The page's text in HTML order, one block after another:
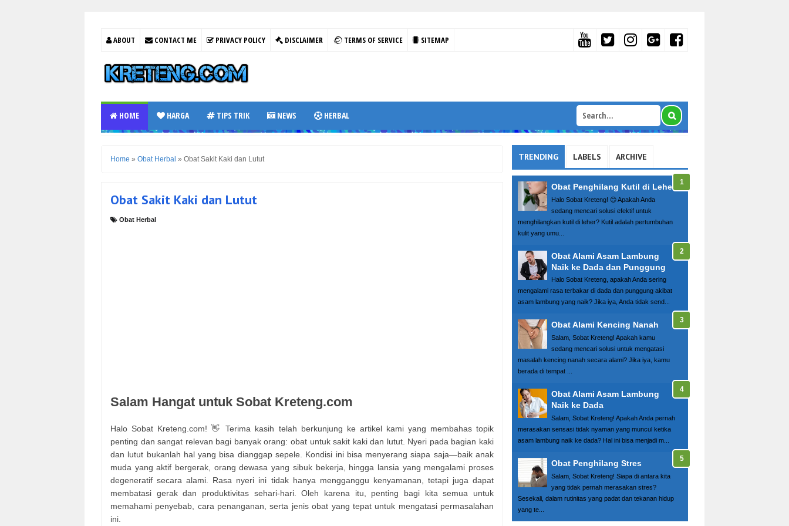
ABOUT CONTACT ME PRIVACY POLICY DISCLAIMER TERMS OF SERVICE SITEMAP
HOME HARGA TIPS TRIK NEWS HERBAL
Home » Obat Herbal » Obat Sakit Kaki dan Lutut
Obat Sakit Kaki dan Lutut
Obat Herbal
Salam Hangat untuk Sobat Kreteng.com
Halo Sobat Kreteng.com! 👋 Terima kasih telah berkunjung ke artikel kami yang membahas topik
penting dan sangat relevan bagi banyak orang: obat untuk sakit kaki dan lutut. Nyeri pada bagian kaki
dan lutut bukanlah hal yang bisa dianggap sepele. Kondisi ini bisa menyerang siapa saja—baik anak
muda yang aktif bergerak, orang dewasa yang sibuk bekerja, hingga lansia yang mengalami proses
degeneratif secara alami. Rasa nyeri ini tidak hanya mengganggu kenyamanan, tetapi juga dapat
membatasi gerak dan produktivitas sehari-hari. Oleh karena itu, penting bagi kita semua untuk
memahami penyebab, cara penanganan, serta jenis obat yang tepat untuk mengatasi permasalahan
ini.
TRENDING LABELS ARCHIVE
Obat Penghilang Kutil di Leher
Halo Sobat Kreteng! 😊 Apakah Anda
sedang mencari solusi efektif untuk
menghilangkan kutil di leher? Kutil adalah pertumbuhan
kulit yang umu...
Obat Alami Asam Lambung
Naik ke Dada dan Punggung
Halo Sobat Kreteng, apakah Anda sering
mengalami rasa terbakar di dada dan punggung akibat
asam lambung yang naik? Jika iya, Anda tidak send...
Obat Alami Kencing Nanah
Salam, Sobat Kreteng! Apakah kamu
sedang mencari solusi untuk mengatasi
masalah kencing nanah secara alami? Jika iya, kamu
berada di tempat ...
Obat Alami Asam Lambung
Naik ke Dada
Salam, Sobat Kreteng! Apakah Anda pernah
merasakan sensasi tidak nyaman yang muncul ketika
asam lambung naik ke dada? Hal ini bisa menjadi m...
Obat Penghilang Stres
Salam, Sobat Kreteng! Siapa di antara kita
yang tidak pernah merasakan stres?
Sesekali, dalam rutinitas yang padat dan tekanan hidup
yang te...